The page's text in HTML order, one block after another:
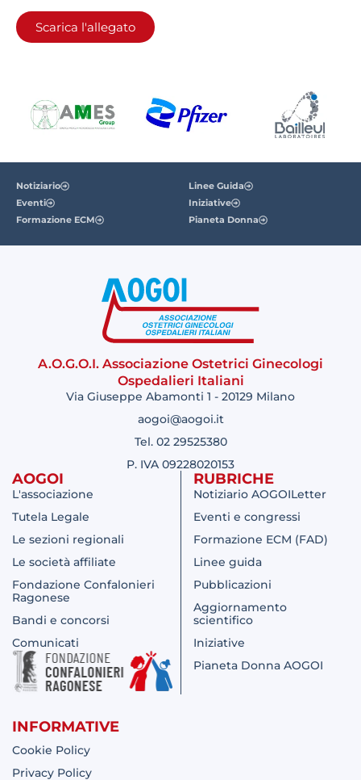
Scarica l'allegato
Notiziario
Eventi
Formazione ECM
Linee Guida
Iniziative
Pianeta Donna
A.O.G.O.I. Associazione Ostetrici Ginecologi
Ospedalieri Italiani
Via Giuseppe Abamonti 1 - 20129 Milano
aogoi@aogoi.it
Tel. 02 29525380
P. IVA 09228020153
AOGOI
L'associazione
Tutela Legale
Le sezioni regionali
Le società affiliate
Fondazione Confalonieri
Ragonese
Bandi e concorsi
Comunicati
RUBRICHE
Notiziario AOGOILetter
Eventi e congressi
Formazione ECM (FAD)
Linee guida
Pubblicazioni
Aggiornamento
scientifico
Iniziative
Pianeta Donna AOGOI
INFORMATIVE
Cookie Policy
Privacy Policy